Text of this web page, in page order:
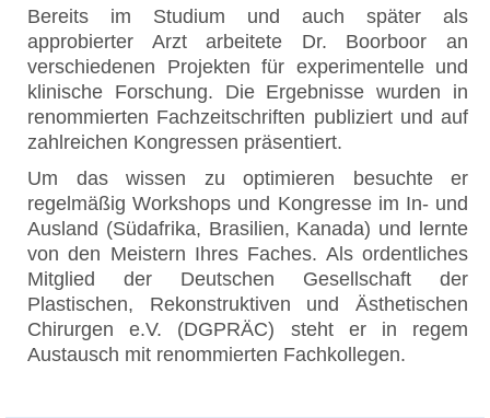
Bereits im Studium und auch später als
approbierter Arzt arbeitete Dr. Boorboor an
verschiedenen Projekten für experimentelle und
klinische Forschung. Die Ergebnisse wurden in
renommierten Fachzeitschriften publiziert und auf
zahlreichen Kongressen präsentiert.
Um das wissen zu optimieren besuchte er
regelmäßig Workshops und Kongresse im In- und
Ausland (Südafrika, Brasilien, Kanada) und lernte
von den Meistern Ihres Faches. Als ordentliches
Mitglied der Deutschen Gesellschaft der
Plastischen, Rekonstruktiven und Ästhetischen
Chirurgen e.V. (DGPRÄC) steht er in regem
Austausch mit renommierten Fachkollegen.